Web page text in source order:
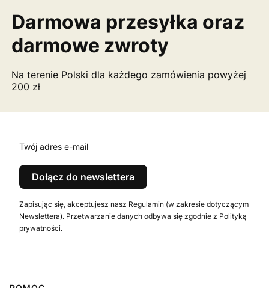
Darmowa przesyłka oraz
darmowe zwroty
Na terenie Polski dla każdego zamówienia powyżej
200 zł
Twój adres e-mail
Dołącz do newslettera
Zapisując się, akceptujesz nasz Regulamin (w zakresie dotyczącym
Newslettera). Przetwarzanie danych odbywa się zgodnie z Polityką
prywatności.